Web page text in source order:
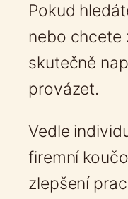
Pokud
nebo chcete
skutečně
provázet.
Vedle
firemní
zlepšení